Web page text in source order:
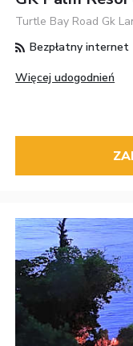
Turtle Bay Road Gk
Bezpłatny internet
Więcej udogodnień